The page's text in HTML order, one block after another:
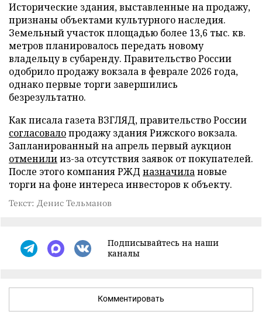
Исторические здания, выставленные на продажу,
признаны объектами культурного наследия.
Земельный участок площадью более 13,6 тыс. кв.
метров планировалось передать новому
владельцу в субаренду. Правительство России
одобрило продажу вокзала в феврале 2026 года,
однако первые торги завершились
безрезультатно.
Как писала газета ВЗГЛЯД, правительство России
согласовалопродажу здания Рижского вокзала.
Запланированный на апрель первый аукцион
отменилииз-за отсутствия заявок от покупателей.
После этого компания РЖД назначилановые
торги на фоне интереса инвесторов к объекту.
Текст: Денис Тельманов
Подписывайтесь на наши
каналы
Комментировать